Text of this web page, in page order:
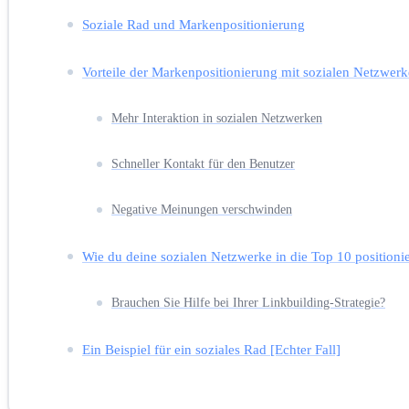
Soziale Rad und Markenpositionierung
Vorteile der Markenpositionierung mit sozialen
Mehr Interaktion in sozialen Netzwerken
Schneller Kontakt für den Benutzer
Negative Meinungen verschwinden
Wie du deine sozialen Netzwerke in die Top 10
Brauchen Sie Hilfe bei Ihrer Linkbuilding-Strategie?
Ein Beispiel für ein soziales Rad [Echter Fall]